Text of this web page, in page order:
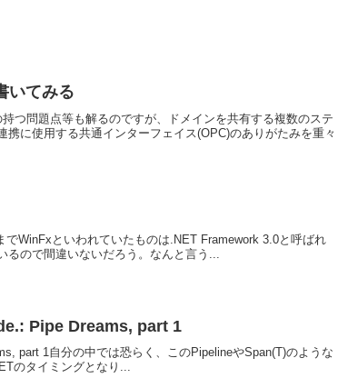
いてみる
つ問題点等も解るのですが、ドメインを共有する複数のステ
に使用する共通インターフェイス(OPC)のありがたみを重々
WinFxといわれていたものは.NET Framework 3.0と呼ばれ
ので間違いないだろう。なんと言う...
Pipe Dreams, part 1
part 1自分の中では恐らく、このPipelineやSpan(T)のような
のタイミングとなり...